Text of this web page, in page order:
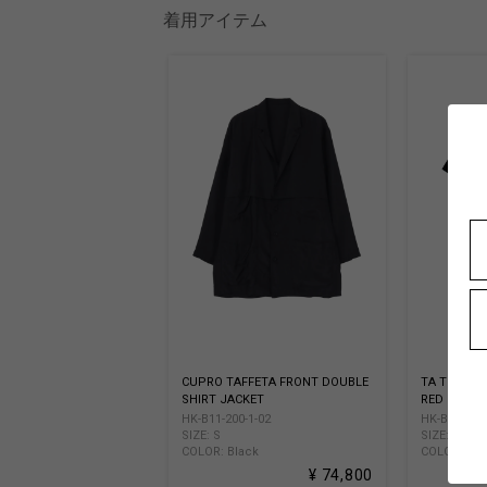
着用アイテム
CUPRO TAFFETA FRONT DOUBLE
SHIRT JACKET
HK-B11-200-1-02
SIZE: S
COLOR: Black
¥ 74,800
TA TUXEDO
RED BLOUSE
HK-B96-500-
SIZE: S
COLOR: